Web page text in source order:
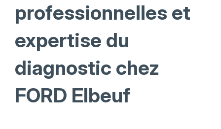
professionnelles et
expertise du
diagnostic chez
FORD Elbeuf